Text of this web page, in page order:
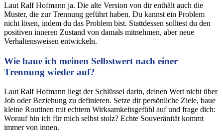
Laut Ralf Hofmann ja. Die alte Version von dir enthält auch die
Muster, die zur Trennung geführt haben. Du kannst ein Problem
nicht lösen, indem du das Problem bist. Stattdessen solltest du den
positiven inneren Zustand von damals mitnehmen, aber neue
Verhaltensweisen entwickeln.
Wie baue ich meinen Selbstwert nach einer
Trennung wieder auf?
Laut Ralf Hofmann liegt der Schlüssel darin, deinen Wert nicht über
Job oder Beziehung zu definieren. Setze dir persönliche Ziele, baue
kleine Routinen mit echtem Wirksamkeitsgefühl auf und frage dich:
Worauf bin ich für mich selbst stolz? Echte Souveränität kommt
immer von innen.